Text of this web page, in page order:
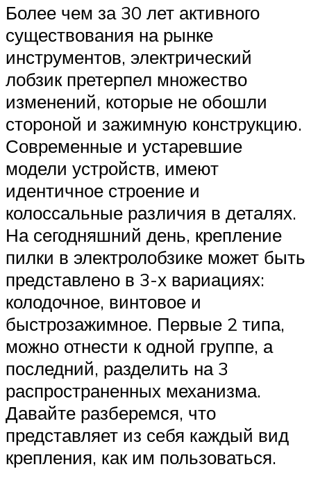
Более чем за 30 лет активного
существования на рынке
инструментов, электрический
лобзик претерпел множество
изменений, которые не обошли
стороной и зажимную конструкцию.
Современные и устаревшие
модели устройств, имеют
идентичное строение и
колоссальные различия в деталях.
На сегодняшний день, крепление
пилки в электролобзике может быть
представлено в 3-х вариациях:
колодочное, винтовое и
быстрозажимное. Первые 2 типа,
можно отнести к одной группе, а
последний, разделить на 3
распространенных механизма.
Давайте разберемся, что
представляет из себя каждый вид
крепления, как им пользоваться.